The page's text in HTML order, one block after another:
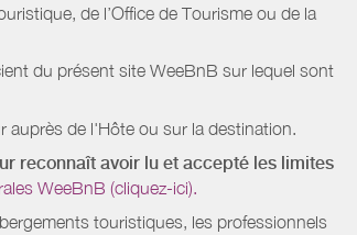
de l’Office de Tourisme ou de la
du présent site WeeBnB sur lequel sont
auprès de l'Hôte ou sur la destination.
reconnaît avoir lu et accepté les limites
WeeBnB (cliquez-ici).
touristiques, les professionnels